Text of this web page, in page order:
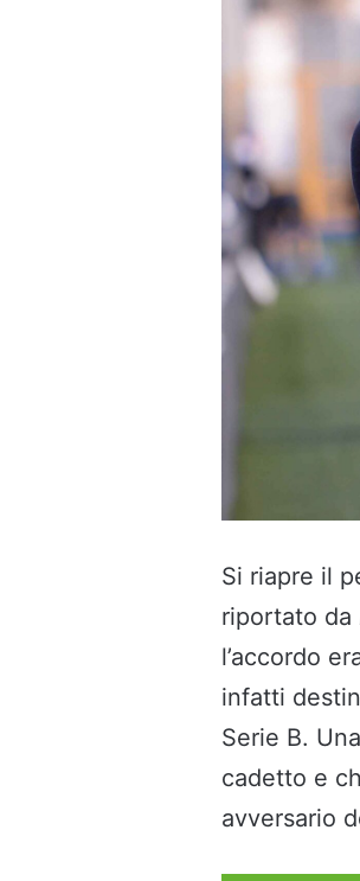
Si riapre il
riportato da
l’accordo
infatti
Serie B.
cadetto e
avversario